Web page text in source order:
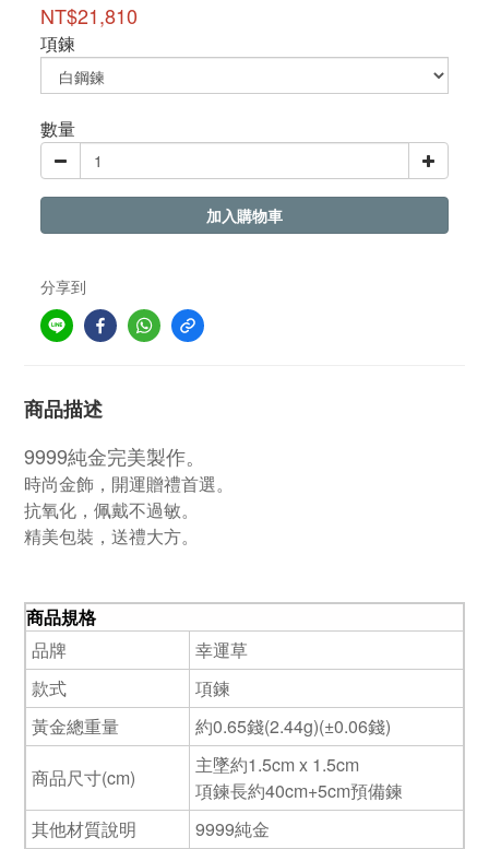
NT$21,810
項鍊
數量
加入購物車
分享到
商品描述
9999純金完美製作。
時尚金飾，開運贈禮首選。
抗氧化，佩戴不過敏。
精美包裝，送禮大方。
商品規格
品牌
幸運草
款式
項鍊
黃金總重量
約0.65錢(2.44g)(±0.06錢)
商品尺寸(cm)
主墜約1.5cm x 1.5cm
項鍊長約40cm+5cm預備鍊
其他材質說明
9999純金